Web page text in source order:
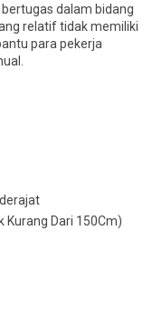
dalam bidang
relatif tidak memiliki
para pekerja
Kurang Dari 150Cm)